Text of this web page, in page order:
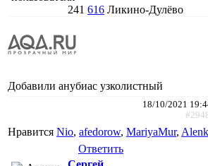
241 616 Ликино-Дулёво
Добавили анубиас узколистный
18/10/2021
Нравится Nio, afedorow, MariyaMur,
Ответить